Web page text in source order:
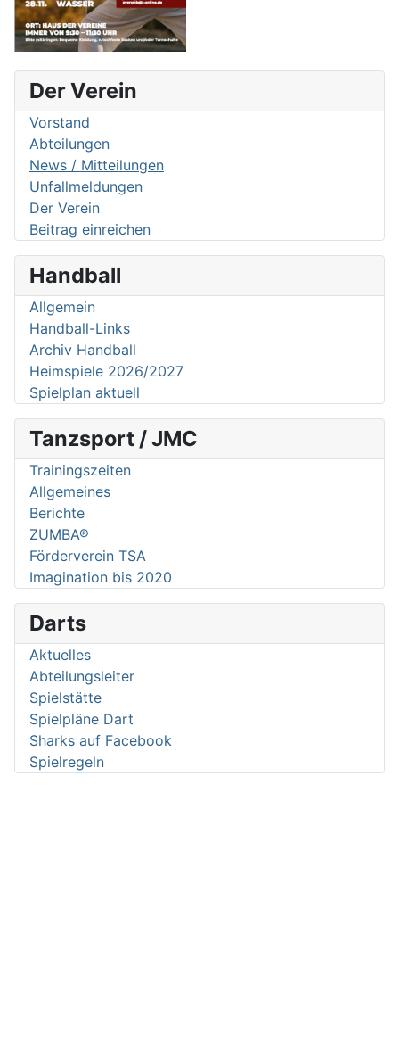
Der Verein
Vorstand
Abteilungen
News / Mitteilungen
Unfallmeldungen
Der Verein
Beitrag einreichen
Handball
Allgemein
Handball-Links
Archiv Handball
Heimspiele 2026/2027
Spielplan aktuell
Tanzsport / JMC
Trainingszeiten
Allgemeines
Berichte
ZUMBA®
Förderverein TSA
Imagination bis 2020
Darts
Aktuelles
Abteilungsleiter
Spielstätte
Spielpläne Dart
Sharks auf Facebook
Spielregeln